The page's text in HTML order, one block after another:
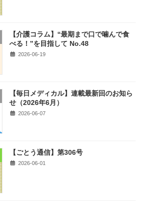
【介護コラム】“最期まで口で噛んで食
べる！”を目指して No.48
2026-06-19
【毎日メディカル】連載最新回のお知ら
せ（2026年6月）
2026-06-07
【ごとう通信】第306号
2026-06-01